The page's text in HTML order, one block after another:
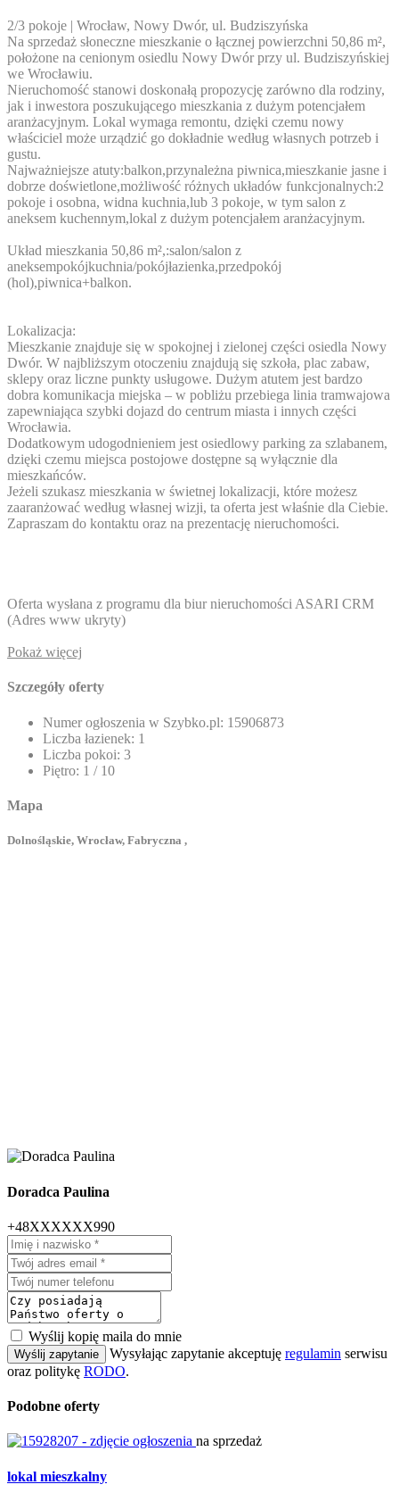
2/3 pokoje | Wrocław, Nowy Dwór, ul. Budziszyńska
Na sprzedaż słoneczne mieszkanie o łącznej powierzchni 50,86 m²,
położone na cenionym osiedlu Nowy Dwór przy ul. Budziszyńskiej
we Wrocławiu.
Nieruchomość stanowi doskonałą propozycję zarówno dla rodziny,
jak i inwestora poszukującego mieszkania z dużym potencjałem
aranżacyjnym. Lokal wymaga remontu, dzięki czemu nowy
właściciel może urządzić go dokładnie według własnych potrzeb i
gustu.
Najważniejsze atuty:balkon,przynależna piwnica,mieszkanie jasne i
dobrze doświetlone,możliwość różnych układów funkcjonalnych:2
pokoje i osobna, widna kuchnia,lub 3 pokoje, w tym salon z
aneksem kuchennym,lokal z dużym potencjałem aranżacyjnym.
Układ mieszkania 50,86 m²,:salon/salon z
aneksempokójkuchnia/pokójłazienka,przedpokój
(hol),piwnica+balkon.
Lokalizacja:
Mieszkanie znajduje się w spokojnej i zielonej części osiedla Nowy
Dwór. W najbliższym otoczeniu znajdują się szkoła, plac zabaw,
sklepy oraz liczne punkty usługowe. Dużym atutem jest bardzo
dobra komunikacja miejska – w pobliżu przebiega linia tramwajowa
zapewniająca szybki dojazd do centrum miasta i innych części
Wrocławia.
Dodatkowym udogodnieniem jest osiedlowy parking za szlabanem,
dzięki czemu miejsca postojowe dostępne są wyłącznie dla
mieszkańców.
Jeżeli szukasz mieszkania w świetnej lokalizacji, które możesz
zaaranżować według własnej wizji, ta oferta jest właśnie dla Ciebie.
Zapraszam do kontaktu oraz na prezentację nieruchomości.
Oferta wysłana z programu dla biur nieruchomości ASARI CRM
(Adres www ukryty)
Pokaż więcej
Szczegóły oferty
Numer ogłoszenia w Szybko.pl: 15906873
Liczba łazienek: 1
Liczba pokoi: 3
Piętro: 1 / 10
Mapa
Dolnośląskie, Wrocław, Fabryczna ,
Doradca Paulina
+48XXXXXX990
Wyślij kopię maila do mnie
Wyślij zapytanie Wysyłając zapytanie akceptuję regulamin serwisu
oraz politykę RODO.
Podobne oferty
na sprzedaż
lokal mieszkalny